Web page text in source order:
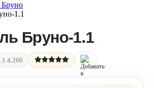
Бруно
1.1
Бруно-1.1